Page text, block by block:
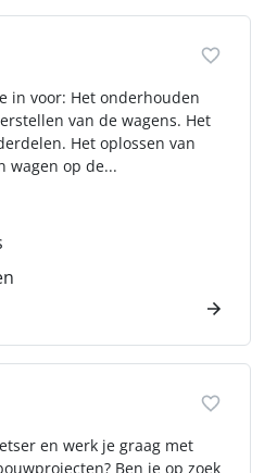
in voor: Het onderhouden
van de wagens. Het
Het oplossen van
wagen op de...
en werk je graag met
Ben je op zoek